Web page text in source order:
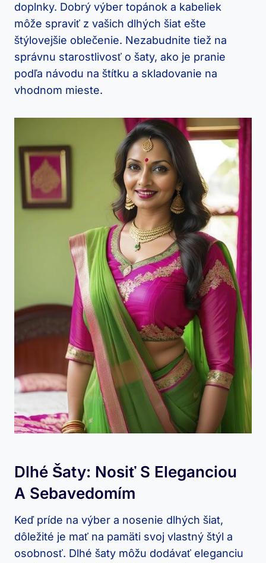
doplnky. Dobrý⁤ výber topánok a ⁣kabeliek
môže ⁢spraviť z vašich dlhých ​šiat ešte
štýlovejšie oblečenie.⁤ Nezabudnite tiež na
správnu starostlivosť ‍o šaty, ako ⁣je pranie⁤
podľa návodu⁣ na⁤ štítku a skladovanie na
vhodnom mieste.
Dlhé Šaty: Nosiť S Eleganciou
A ‌sebavedomím
Keď‌ príde na výber a nosenie⁤ dlhých‌ šiat,
dôležité je mať na pamäti svoj vlastný štýl a
osobnosť. Dlhé šaty ‍môžu dodávať eleganciu‌